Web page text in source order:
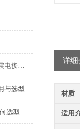
压力表厂家 耐震压力表 耐震电接点压力表 隔膜压力表
与选型
选型
详细
材质
适用